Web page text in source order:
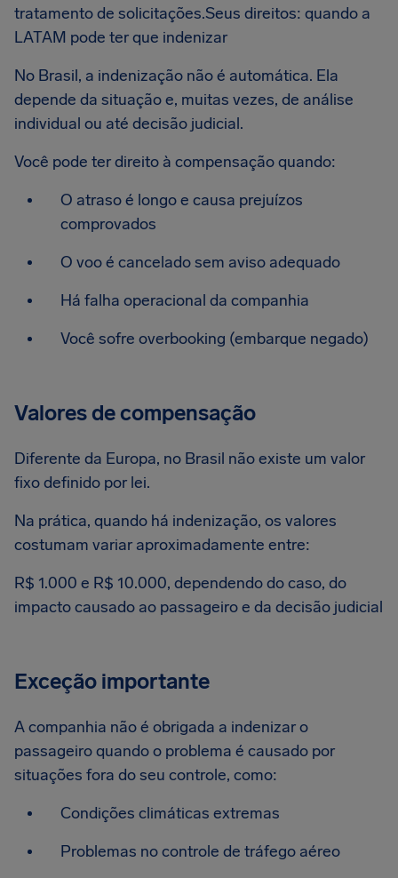
tratamento de solicitações.Seus direitos: quando a
LATAM pode ter que indenizar
No Brasil, a indenização não é automática. Ela
depende da situação e, muitas vezes, de análise
individual ou até decisão judicial.
Você pode ter direito à compensação quando:
O atraso é longo e causa prejuízos
comprovados
O voo é cancelado sem aviso adequado
Há falha operacional da companhia
Você sofre overbooking (embarque negado)
Valores de compensação
Diferente da Europa, no Brasil não existe um valor
fixo definido por lei.
Na prática, quando há indenização, os valores
costumam variar aproximadamente entre:
R$ 1.000 e R$ 10.000, dependendo do caso, do
impacto causado ao passageiro e da decisão judicial
Exceção importante
A companhia não é obrigada a indenizar o
passageiro quando o problema é causado por
situações fora do seu controle, como:
Condições climáticas extremas
Problemas no controle de tráfego aéreo